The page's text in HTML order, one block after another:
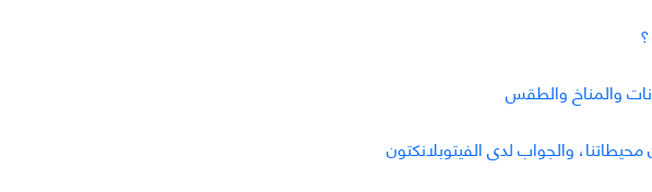
والمناخ والطقس
محيطاتنا، والجواب لدى الفيتوبلانكتون